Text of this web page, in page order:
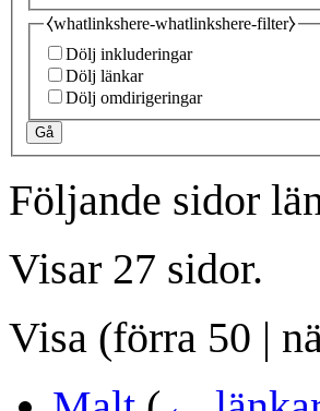
⧼whatlinkshere-whatlinkshere-filter⧽
Dölj inkluderingar
Dölj länkar
Dölj omdirigeringar
Gå
Följande sidor
Visar 27 sidor.
Visa (förra 50 |